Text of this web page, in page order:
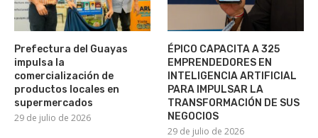
Prefectura del Guayas
impulsa la
comercialización de
productos locales en
supermercados
29 de julio de 2026
ÉPICO CAPACITA A 325
EMPRENDEDORES EN
INTELIGENCIA ARTIFICIAL
PARA IMPULSAR LA
TRANSFORMACIÓN DE SUS
NEGOCIOS
29 de julio de 2026